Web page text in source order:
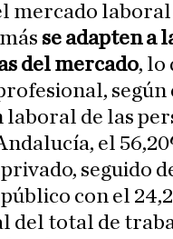
mercado
se adapten a
del mercado, lo
según
de las
el
seguido
con el
del total de